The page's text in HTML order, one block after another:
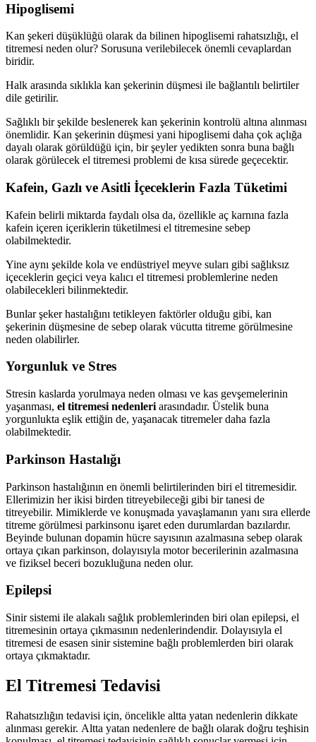
Hipoglisemi
Kan şekeri düşüklüğü olarak da bilinen hipoglisemi rahatsızlığı, el
titremesi neden olur? Sorusuna verilebilecek önemli cevaplardan
biridir.
Halk arasında sıklıkla kan şekerinin düşmesi ile bağlantılı belirtiler
dile getirilir.
Sağlıklı bir şekilde beslenerek kan şekerinin kontrolü altına alınması
önemlidir. Kan şekerinin düşmesi yani hipoglisemi daha çok açlığa
dayalı olarak görüldüğü için, bir şeyler yedikten sonra buna bağlı
olarak görülecek el titremesi problemi de kısa sürede geçecektir.
Kafein, Gazlı ve Asitli İçeceklerin Fazla Tüketimi
Kafein belirli miktarda faydalı olsa da, özellikle aç karnına fazla
kafein içeren içeriklerin tüketilmesi el titremesine sebep
olabilmektedir.
Yine aynı şekilde kola ve endüstriyel meyve suları gibi sağlıksız
içeceklerin geçici veya kalıcı el titremesi problemlerine neden
olabilecekleri bilinmektedir.
Bunlar şeker hastalığını tetikleyen faktörler olduğu gibi, kan
şekerinin düşmesine de sebep olarak vücutta titreme görülmesine
neden olabilirler.
Yorgunluk ve Stres
Stresin kaslarda yorulmaya neden olması ve kas gevşemelerinin
yaşanması, el titremesi nedenleri arasındadır. Üstelik buna
yorgunlukta eşlik ettiğin de, yaşanacak titremeler daha fazla
olabilmektedir.
Parkinson Hastalığı
Parkinson hastalığının en önemli belirtilerinden biri el titremesidir.
Ellerimizin her ikisi birden titreyebileceği gibi bir tanesi de
titreyebilir. Mimiklerde ve konuşmada yavaşlamanın yanı sıra ellerde
titreme görülmesi parkinsonu işaret eden durumlardan bazılardır.
Beyinde bulunan dopamin hücre sayısının azalmasına sebep olarak
ortaya çıkan parkinson, dolayısıyla motor becerilerinin azalmasına
ve fiziksel beceri bozukluğuna neden olur.
Epilepsi
Sinir sistemi ile alakalı sağlık problemlerinden biri olan epilepsi, el
titremesinin ortaya çıkmasının nedenlerindendir. Dolayısıyla el
titremesi de esasen sinir sistemine bağlı problemlerden biri olarak
ortaya çıkmaktadır.
El Titremesi Tedavisi
Rahatsızlığın tedavisi için, öncelikle altta yatan nedenlerin dikkate
alınması gerekir. Altta yatan nedenlere de bağlı olarak doğru teşhisin